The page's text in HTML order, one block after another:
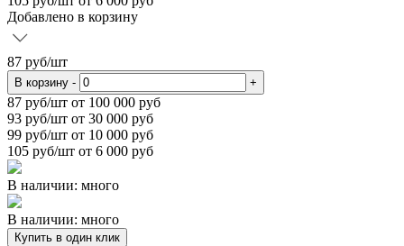
Добавлено в корзину
87 руб/шт
В корзину - +
87 руб/шт от 100 000 руб
93 руб/шт от 30 000 руб
99 руб/шт от 10 000 руб
105 руб/шт от 6 000 руб
В наличии: много
В наличии: много
Купить в один клик